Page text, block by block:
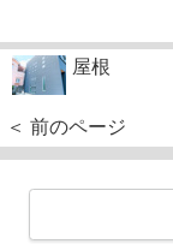
屋根
＜ 前のページ